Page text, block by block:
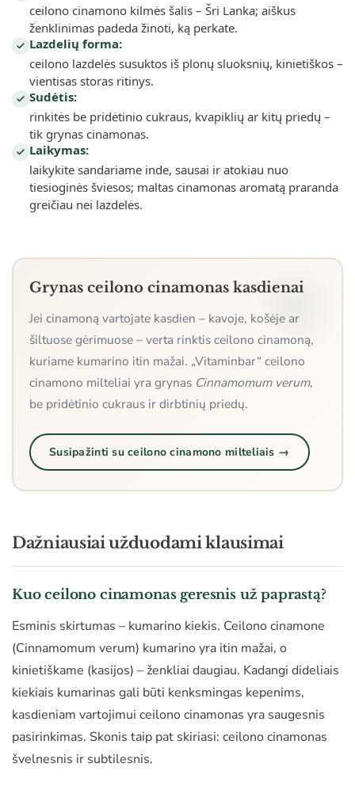
ceilono cinamono kilmės šalis – Šri Lanka; aiškus
ženklinimas padeda žinoti, ką perkate.
Lazdelių forma:
ceilono lazdelės susuktos iš plonų sluoksnių, kinietiškos –
vientisas storas ritinys.
Sudėtis:
rinkitės be pridėtinio cukraus, kvapiklių ar kitų priedų –
tik grynas cinamonas.
Laikymas:
laikykite sandariame inde, sausai ir atokiau nuo
tiesioginės šviesos; maltas cinamonas aromatą praranda
greičiau nei lazdelės.
Grynas ceilono cinamonas kasdienai
Jei cinamoną vartojate kasdien – kavoje, košėje ar
šiltuose gėrimuose – verta rinktis ceilono cinamoną,
kuriame kumarino itin mažai. „Vitaminbar“ ceilono
cinamono milteliai yra grynas Cinnamomum verum,
be pridėtinio cukraus ir dirbtinių priedų.
Susipažinti su ceilono cinamono milteliais →
Dažniausiai užduodami klausimai
Kuo ceilono cinamonas geresnis už paprastą?
Esminis skirtumas – kumarino kiekis. Ceilono cinamone
(Cinnamomum verum) kumarino yra itin mažai, o
kinietiškame (kasijos) – ženkliai daugiau. Kadangi dideliais
kiekiais kumarinas gali būti kenksmingas kepenims,
kasdieniam vartojimui ceilono cinamonas yra saugesnis
pasirinkimas. Skonis taip pat skiriasi: ceilono cinamonas
švelnesnis ir subtilesnis.